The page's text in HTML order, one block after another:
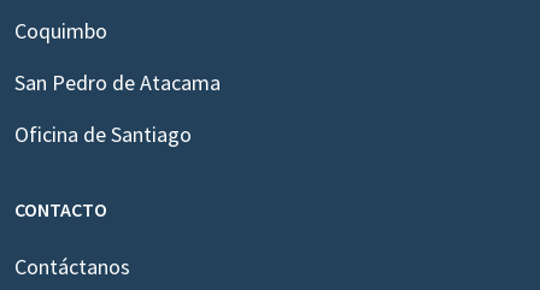
Coquimbo
San Pedro de Atacama
Oficina de Santiago
CONTACTO
Contáctanos